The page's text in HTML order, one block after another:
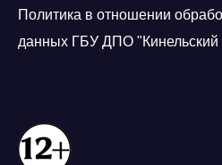
Политика в отношении
данных ГБУ ДПО